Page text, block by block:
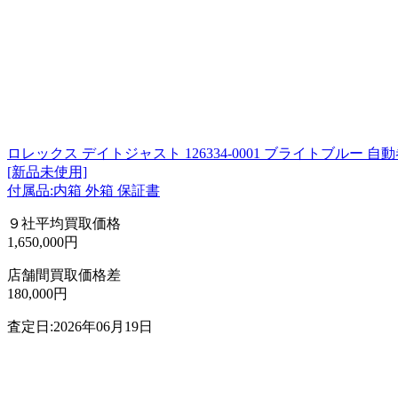
ロレックス デイトジャスト 126334-0001 ブライトブルー 自
[新品未使用]
付属品:内箱 外箱 保証書
９社平均買取価格
1,650,000円
店舗間買取価格差
180,000円
査定日:2026年06月19日